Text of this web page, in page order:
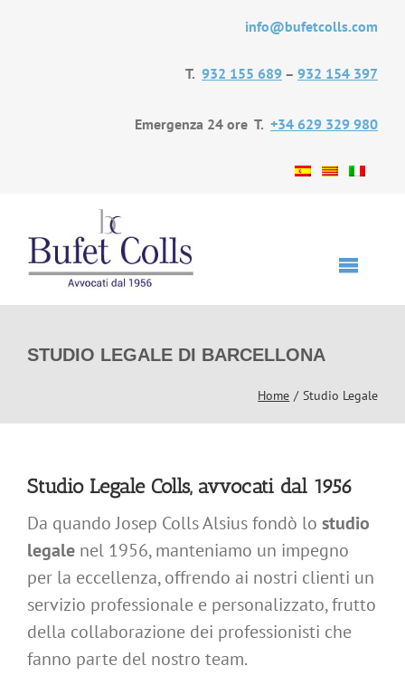
info@bufetcolls.com
T. 932 155 689 – 932 154 397
Emergenza 24 ore T. +34 629 329 980
Toggle
Inizio
Avvocati Associati
Servizi
Italian Desk
Contatto
STUDIO LEGALE DI BARCELLONA
Home Studio Legale
Studio Legale Colls, avvocati dal 1956
Da quando Josep Colls Alsius fondò lo studio
legalenel 1956, manteniamo un impegno
per la eccellenza, offrendo ai nostri clienti un
servizio professionale e personalizzato, frutto
della collaborazione dei professionisti che
fanno parte del nostro team.